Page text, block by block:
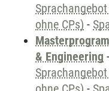
ohne CPs) -
& Engineering -